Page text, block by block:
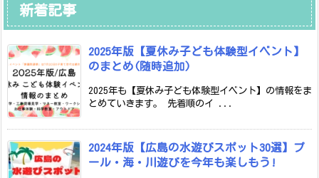
新着記事
2025年版【夏休み子ども体験型イベント】
のまとめ(随時追加)
2025年も【夏休み子ども体験型イベント】の情報をま
とめていきます。 先着順のイ ...
2024年版【広島の水遊びスポット30選】プ
ール・海・川遊びを今年も楽しもう!